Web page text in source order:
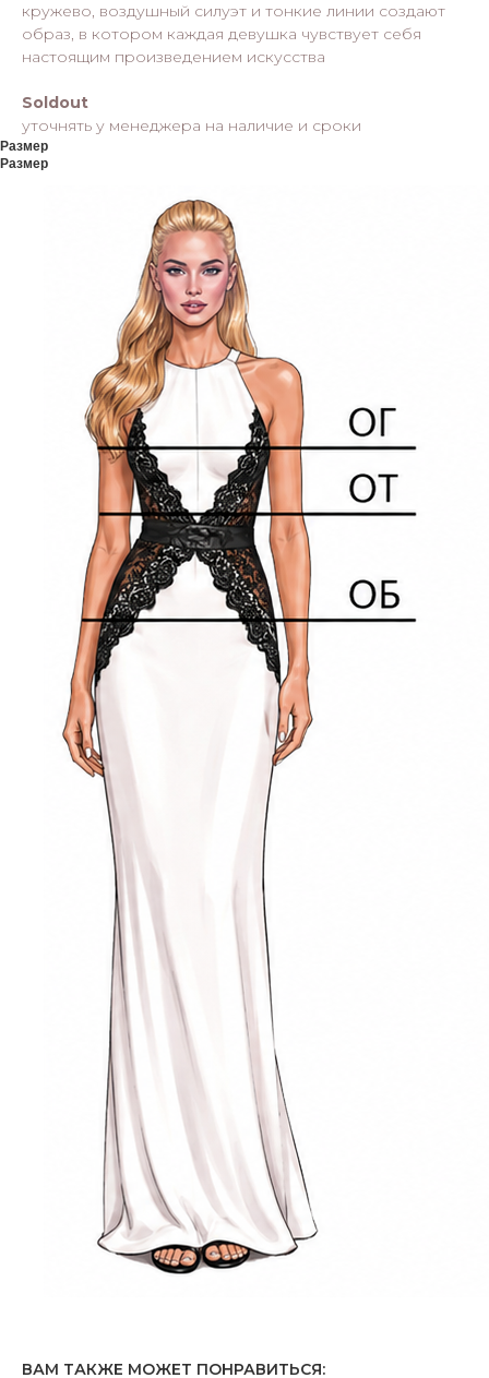
кружево, воздушный силуэт и тонкие линии создают
образ, в котором каждая девушка чувствует себя
настоящим произведением искусства
Soldout
уточнять у менеджера на наличие и сроки
Размер
Размер
ВАМ ТАКЖЕ МОЖЕТ ПОНРАВИТЬСЯ: